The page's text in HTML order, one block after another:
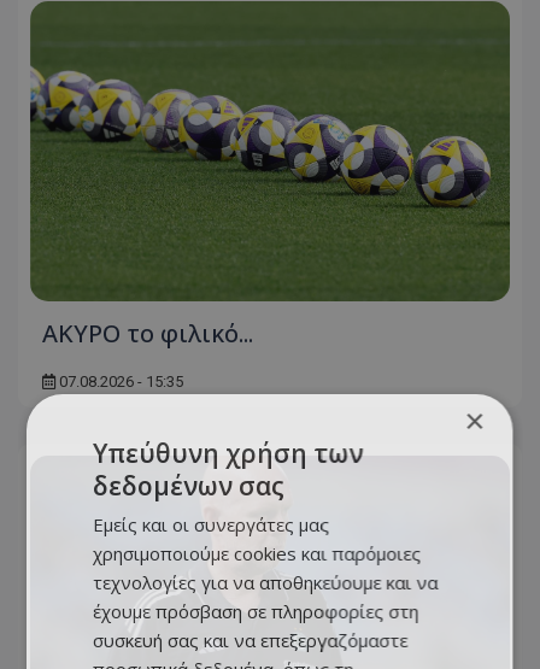
AKYΡΟ το φιλικό...
07.08.2026 - 15:35
×
Υπεύθυνη χρήση των
δεδομένων σας
Εμείς και οι συνεργάτες μας
χρησιμοποιούμε cookies και παρόμοιες
τεχνολογίες για να αποθηκεύουμε και να
έχουμε πρόσβαση σε πληροφορίες στη
συσκευή σας και να επεξεργαζόμαστε